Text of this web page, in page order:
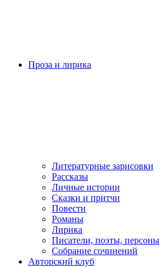
Проза и лирика
Литературные зарисовки
Рассказы
Личные истории
Сказки и притчи
Повести
Романы
Лирика
Писатели, поэты, персоны
Собрание сочинений
Авторский клуб